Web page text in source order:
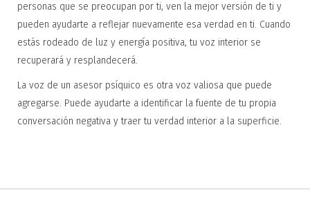
personas que se preocupan por ti, ven la mejor versión de ti y
pueden ayudarte a reflejar nuevamente esa verdad en ti. Cuando
estás rodeado de luz y energía positiva, tu voz interior se
recuperará y resplandecerá.
La voz de un asesor psíquico es otra voz valiosa que puede
agregarse. Puede ayudarte a identificar la fuente de tu propia
conversación negativa y traer tu verdad interior a la superficie.